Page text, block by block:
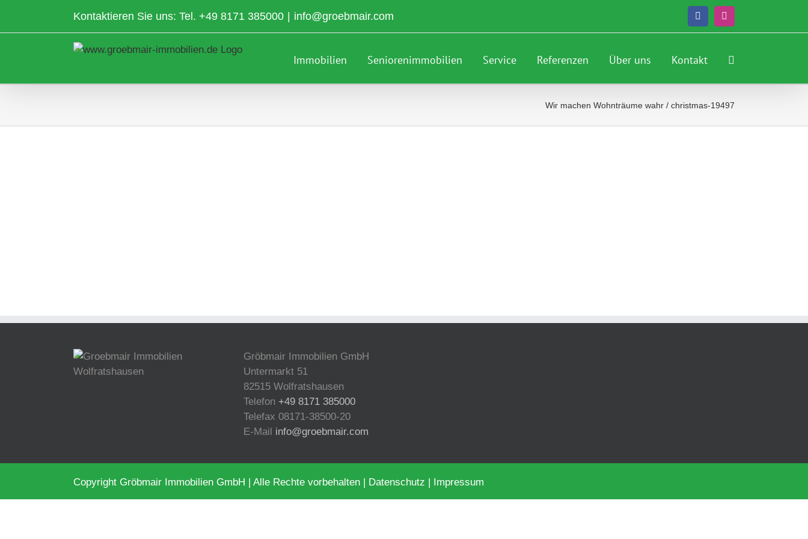
springen
Kontaktieren Sie uns: Tel. +49 8171 385000 info@groebmair.com FacebookInstagram
Immobilien Seniorenimmobilien Service Referenzen Über uns Kontakt
Wir machen Wohnträume wahr / christmas-19497
Gröbmair Immobilien GmbH
Untermarkt 51
82515 Wolfratshausen
Telefon +49 8171 385000
Telefax 08171-38500-20
E-Mail info@groebmair.com
Copyright Gröbmair Immobilien GmbH | Alle Rechte vorbehalten | Datenschutz | Impressum